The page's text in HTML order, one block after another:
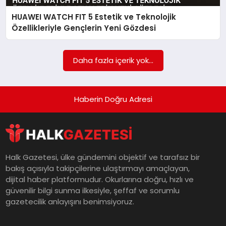
MAGAZIN
SPOR
TEKNOLOJI
YAŞAM
HUAWEI WATCH FIT 5 Estetik ve Teknolojik
Özellikleriyle Gençlerin Yeni Gözdesi
Daha fazla içerik yok...
Haberin Doğru Adresi
Halk Gazetesi, ülke gündemini objektif ve tarafsız bir
bakış açısıyla takipçilerine ulaştırmayı amaçlayan,
dijital haber platformudur. Okurlarına doğru, hızlı ve
güvenilir bilgi sunma ilkesiyle, şeffaf ve sorumlu
gazetecilik anlayışını benimsiyoruz.